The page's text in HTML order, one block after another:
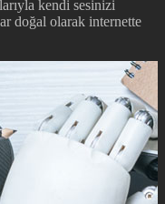
kendi sesinizi
doğal olarak internette